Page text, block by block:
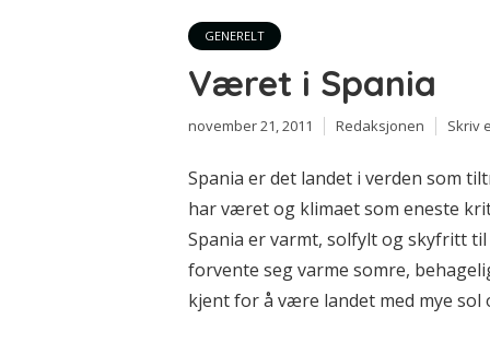
GENERELT
Været i Spania
november 21, 2011 Redaksjonen Skriv
Spania er det landet i verden som
har været og klimaet som eneste
Spania er varmt, solfylt og skyfritt
forvente seg varme somre,
kjent for å være landet med mye sol